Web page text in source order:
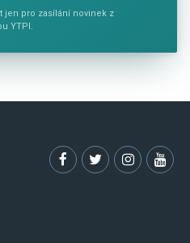
jen pro zasílání novinek z
YTPI.